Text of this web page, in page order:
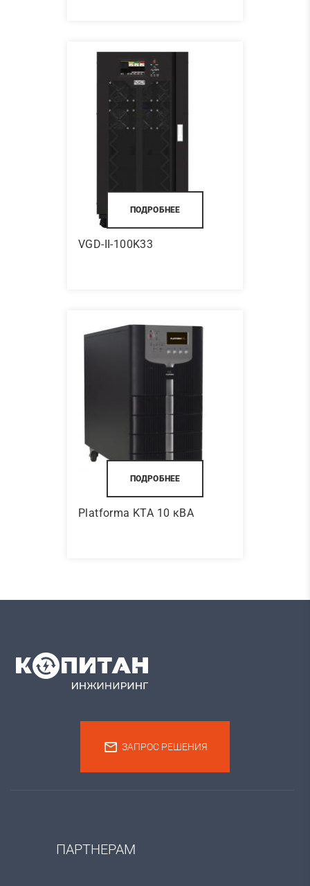
VGD-II-100K33
ПОДРОБНЕЕ
Platforma KTA 10 кВА
ПОДРОБНЕЕ
ЗАПРОС РЕШЕНИЯ
ПАРТНЕРАМ